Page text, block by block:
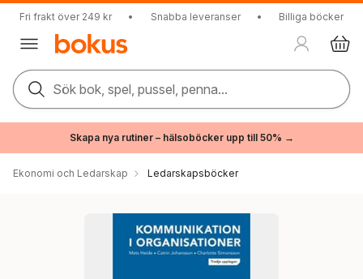
Fri frakt över 249 kr • Snabba leveranser • Billiga böcker
Sök bok, spel, pussel, penna...
Skapa nya rutiner – hälsoböcker upp till 50% →
Ekonomi och Ledarskap Ledarskapsböcker